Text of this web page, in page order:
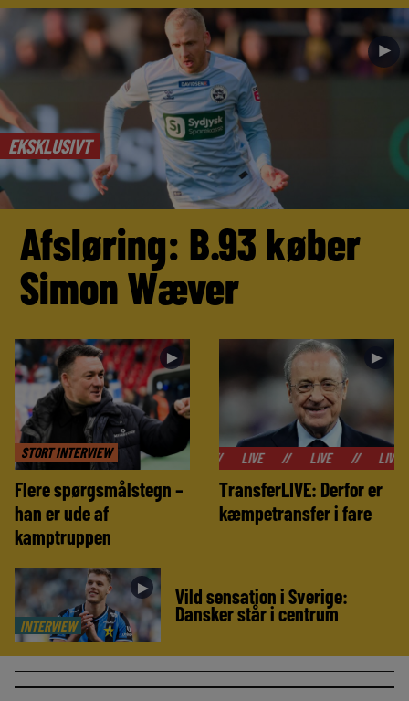
EKSKLUSIVT
►
Afsløring: B.93 køber
Simon Wæver
STORT INTERVIEW
►
Flere spørgsmålstegn –
han er ude af
kamptruppen
►
// LIVE LIVE
TransferLIVE: Derfor er
kæmpetransfer i fare
INTERVIEW
► Vild sensation i Sverige:
Dansker står i centrum